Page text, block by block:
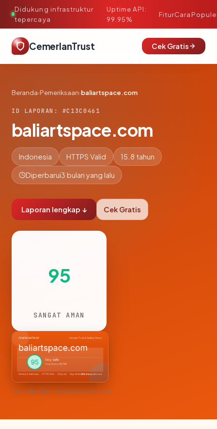
Didukung infrastruktur
tepercaya
·
Uptime API:
99.95%
FiturCara
CemerlanTrust Cek Gratis
Beranda›Pemeriksaan›baliartspace.com
ID LAPORAN: #C13C0461
baliartspace.com
Indonesia HTTPS Valid 15.8 tahun
Diperbarui3 bulan yang lalu
Laporan lengkap ↓ Cek Gratis
95
SANGAT AMAN
CemerlanTrust · baliartspace.com